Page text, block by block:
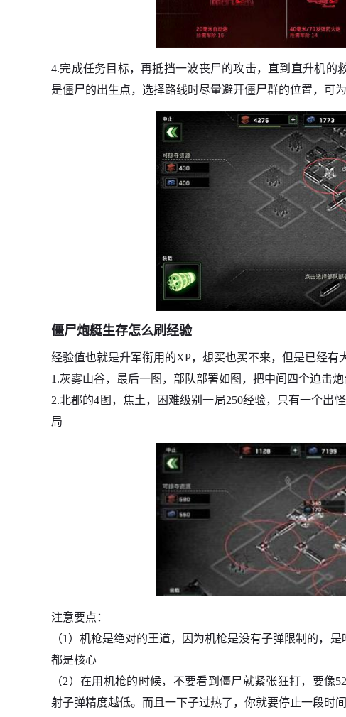
4.完成任务目标，再抵挡一波丧尸的攻击，直到直升机的
是僵尸的出生点，选择路线时尽量避开僵尸群的位置，可
僵尸炮艇生存怎么刷经验
经验值也就是升军衔用的XP，想买也买不来，但是已经有
1.灰雾山谷，最后一图，部队部署如图，把中间四个迫击
2.北郡的4图，焦土，困难级别一局250经验，只有一个出
局
注意要点：
（1）机枪是绝对的王道，因为机枪是没有子弹限制的，
都是核心
（2）在用机枪的时候，不要看到僵尸就紧张狂打，要像
射子弹精度越低。而且一下子过热了，你就要停止一段时间